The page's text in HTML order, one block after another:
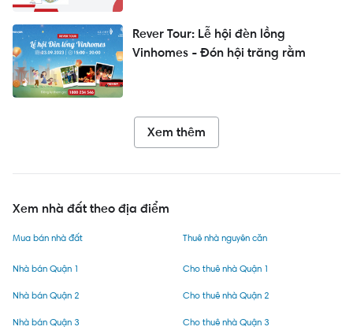
Rever Tour: Lễ hội đèn lồng
Vinhomes - Đón hội trăng rằm
Xem thêm
Xem nhà đất theo địa điểm
Mua bán nhà đất
Nhà bán Quận 1
Nhà bán Quận 2
Nhà bán Quận 3
Thuê nhà nguyên căn
Cho thuê nhà Quận 1
Cho thuê nhà Quận 2
Cho thuê nhà Quận 3